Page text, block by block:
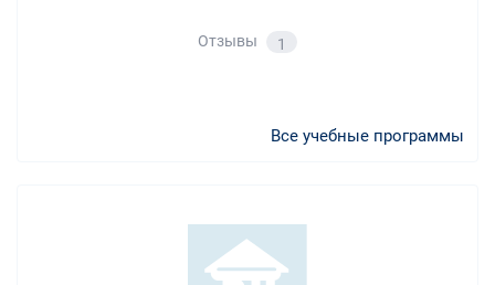
Отзывы 1
Все учебные программы